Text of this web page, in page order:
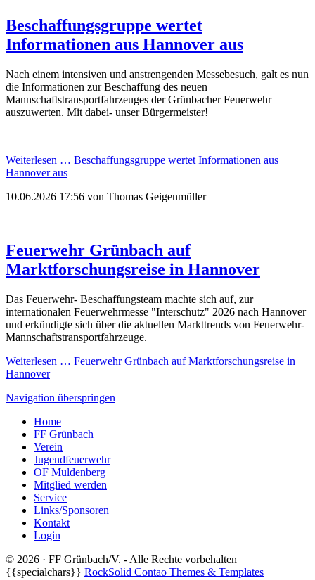
Beschaffungsgruppe wertet
Informationen aus Hannover aus
Nach einem intensiven und anstrengenden Messebesuch, galt es nun
die Informationen zur Beschaffung des neuen
Mannschaftstransportfahrzeuges der Grünbacher Feuerwehr
auszuwerten. Mit dabei- unser Bürgermeister!
Weiterlesen … Beschaffungsgruppe wertet Informationen aus
Hannover aus
10.06.2026 17:56 von Thomas Geigenmüller
Feuerwehr Grünbach auf
Marktforschungsreise in Hannover
Das Feuerwehr- Beschaffungsteam machte sich auf, zur
internationalen Feuerwehrmesse "Interschutz" 2026 nach Hannover
und erkündigte sich über die aktuellen Markttrends von Feuerwehr-
Mannschaftstransportfahrzeuge.
Weiterlesen … Feuerwehr Grünbach auf Marktforschungsreise in
Hannover
Navigation überspringen
Home
FF Grünbach
Verein
Jugendfeuerwehr
OF Muldenberg
Mitglied werden
Service
Links/Sponsoren
Kontakt
Login
© 2026 · FF Grünbach/V. - Alle Rechte vorbehalten
{{specialchars}} RockSolid Contao Themes & Templates